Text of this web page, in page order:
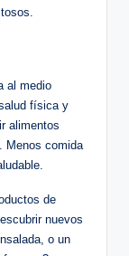
al medio
física y
alimentos
Menos comida
de
nuevos
o un